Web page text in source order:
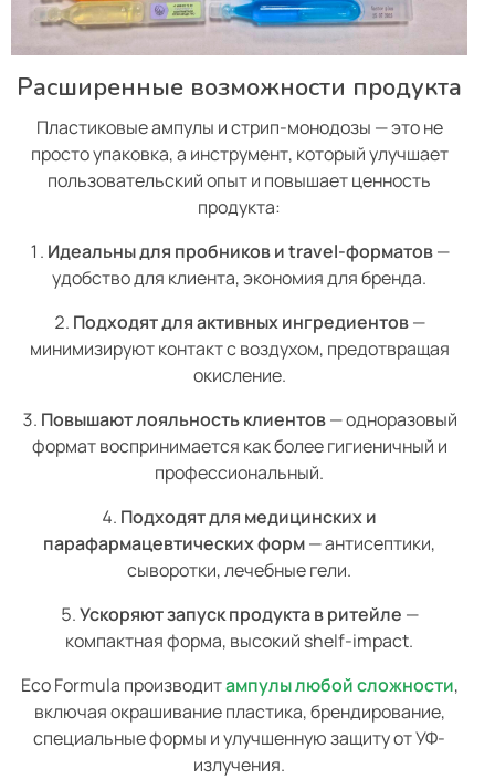
Расширенные возможности продукта
Пластиковые ампулы и стрип-монодозы — это не
просто упаковка, а инструмент, который улучшает
пользовательский опыт и повышает ценность
продукта:
Идеальны для пробников и travel-форматов—
удобство для клиента, экономия для бренда.
Подходят для активных ингредиентов—
минимизируют контакт с воздухом, предотвращая
окисление.
Повышают лояльность клиентов— одноразовый
формат воспринимается как более гигиеничный и
профессиональный.
Подходят для медицинских и
парафармацевтических форм— антисептики,
сыворотки, лечебные гели.
Ускоряют запуск продукта в ритейле —
компактная форма, высокий shelf-impact.
Eco Formula производитампулы любой сложности,
включая окрашивание пластика, брендирование,
специальные формы и улучшенную защиту от УФ-
излучения.